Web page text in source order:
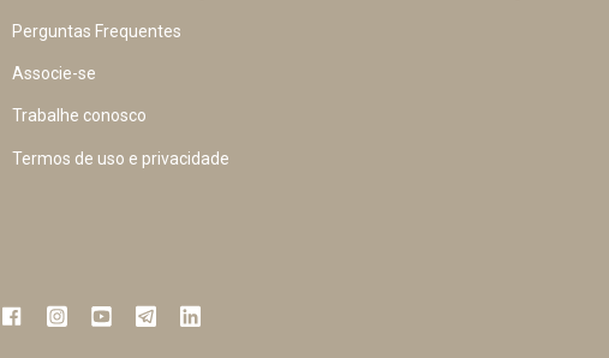
Perguntas Frequentes
Associe-se
Trabalhe conosco
Termos de uso e privacidade